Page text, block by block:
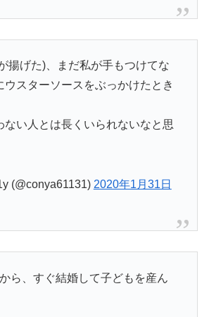
揚げた)、まだ私が手もつけてな
ウスターソースをぶっかけたとき
ない人とは長くいられないなと思
(@conya61131) 2020年1月31日
ら、すぐ結婚して子どもを産ん